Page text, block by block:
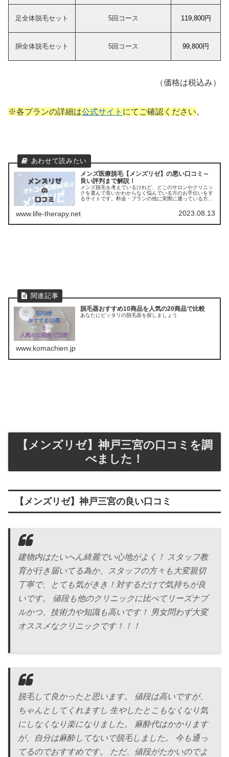
足全体脱毛セット 5回コース 119,800円
胴全体脱毛セット 5回コース 99,800円
（価格は税込み）
※各プランの詳細は公式サイト にてご確認ください。
メンズ医療脱毛【メンズリゼ】の悪い口コミ～
良い評判まで解説！
メンズ脱毛を考えているけれど、どこのサロンやクリニッ
クを選んで良いかわからなく悩んでいる方のお手伝いをす
るサイトです。料金・プランの他に実際に通っている方の
www.life-therapy.net 2023.08.13
脱毛器おすすめ10商品を人気の20商品で比較
あなたにピッタリの脱毛器を探しましょう
www.komachien.jp
【メンズリゼ】神戸三宮の口コミを調
べました！
【メンズリゼ】神戸三宮の良い口コミ
建物内はたいへん綺麗でい心地がよく！ スタッフ教
育が行き届いてる為か、スタッフの方々も大変親切
丁寧で、とても気がきき！対するだけで気持ちが良
いです。 値段も他のクリニックに比べてリーズナブ
ルかつ、技術力や知識も高いです！ 男女問わず大変
オススメなクリニックです！！！
脱毛して良かったと思います。 値段は高いですが、
ちゃんとしてくれますし 生やしたとこもなくなり気
にしなくなり楽になりました。 麻酔代はかかります
が、自分は麻酔してないで脱毛しました。 今も通っ
てるのでおすすめです。 ただ、値段がたかいのでよ